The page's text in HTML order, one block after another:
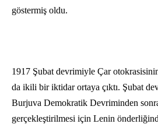
göstermiş oldu.
1917 Şubat devrimiyle Çar
da ikili bir iktidar ortaya çıktı. Şubat
Burjuva Demokratik Devriminden
gerçekleştirilmesi için Lenin